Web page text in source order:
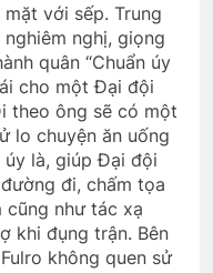
Đoàn 31 BDQ VNCH
Years Ago
Bị Toàn Cầu 2024
với sếp. Trung
nghị, giọng
quân “Chuẩn úy
cho một Đại đội
theo ông sẽ có một
lo chuyện ăn uống
úy là, giúp Đại đội
đi, chấm tọa
cũng như tác xạ
khi đụng trận. Bên
không quen sử